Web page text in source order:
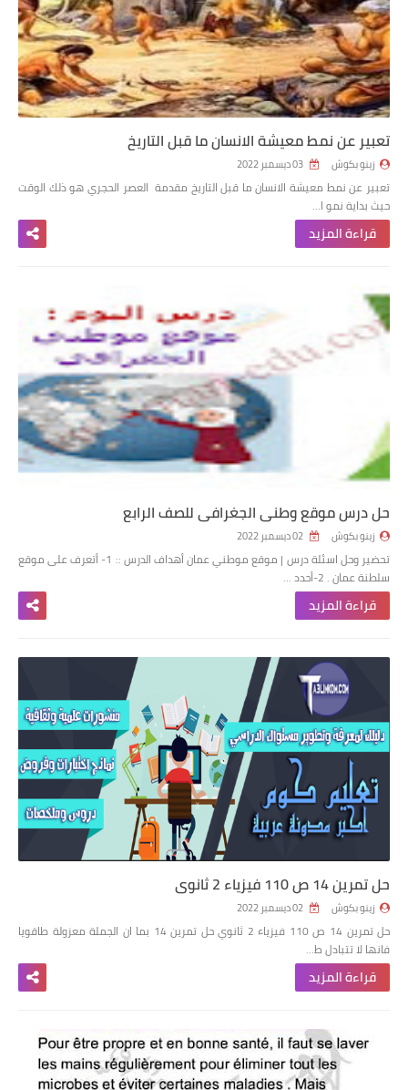
تعبير عن نمط معيشة الانسان ما قبل التاريخ
زينو بكوش
تعبير عن نمط معيشة الانسان ما قبل التاريخ مقدمة العصر الحجري هو ذلك الوقت
حيث بداية نمو ا…
قراءة المزيد
حل درس موقع وطني الجغرافي للصف الرابع
زينو بكوش
تحضير وحل اسئلة درس | موقع موطني عمان أهداف الدرس :: 1- أتعرف على موقع
سلطنة عمان . 2-أحدد …
قراءة المزيد
حل تمرين 14 ص 110 فيزياء 2 ثانوي
زينو بكوش
حل تمرين 14 ص 110 فيزياء 2 ثانوي حل تمرين 14 بما ان الجملة معزولة طاقويا
فانها لا تتبادل ط…
قراءة المزيد